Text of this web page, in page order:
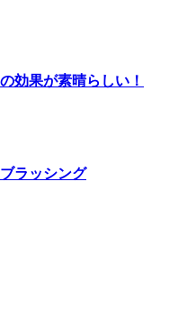
効果が素晴らしい！
ラッシング